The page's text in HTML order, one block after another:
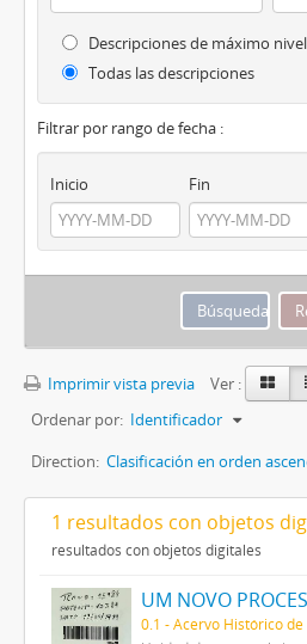
Descripciones de máximo nivel
Todas las descripciones
Filtrar por rango de fecha :
Inicio Fin
Imprimir vista previa
Ver :
Ordenar por: Identificador
Direction: Clasificación en orden
1 resultados con objetos
resultados con objetos digitales
0.1 - Acervo Histórico